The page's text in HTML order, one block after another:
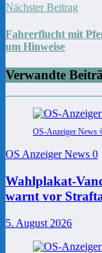
Nächster Beitrag
Fahrerflucht mit
um Hinweise
Verwandte
OS-Anzeiger News
OS Anzeiger News 0
Wahlplakat-
warnt vor
5. August 2026